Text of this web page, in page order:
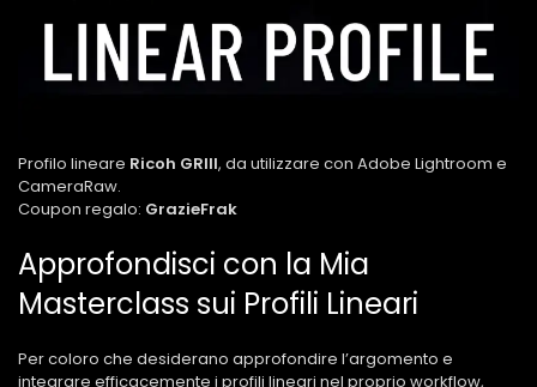
Profilo lineare Ricoh GRIII, da utilizzare con Adobe Lightroom e
CameraRaw.
Coupon regalo: GrazieFrak
Approfondisci con la Mia
Masterclass sui Profili Lineari
Per coloro che desiderano approfondire l’argomento e
integrare efficacemente i profili lineari nel proprio workflow,